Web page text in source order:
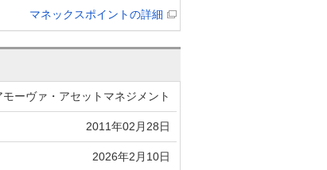
マネックスポイントの詳細
モーヴァ・アセットマネジメント
2011年02月28日
2026年2月10日